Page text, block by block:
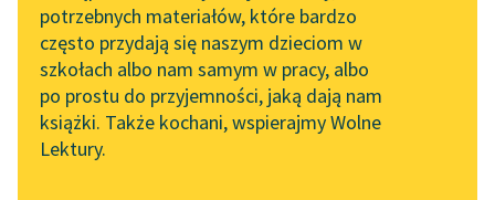
Spotkanie z Katarzyną
Tunkiel w Oslo
102. lata temu zmarł
Joseph Conrad
OAI-PMH
Widget Wolnych Lektur
Przypisy
potrzebnych materiałów, które bardzo
często przydają się naszym dzieciom w
szkołach albo nam samym w pracy, albo
po prostu do przyjemności, jaką dają nam
książki. Także kochani, wspierajmy Wolne
Lektury.
międzywojenne
Rodzaj:Liryka
Gatunek: Wiersz